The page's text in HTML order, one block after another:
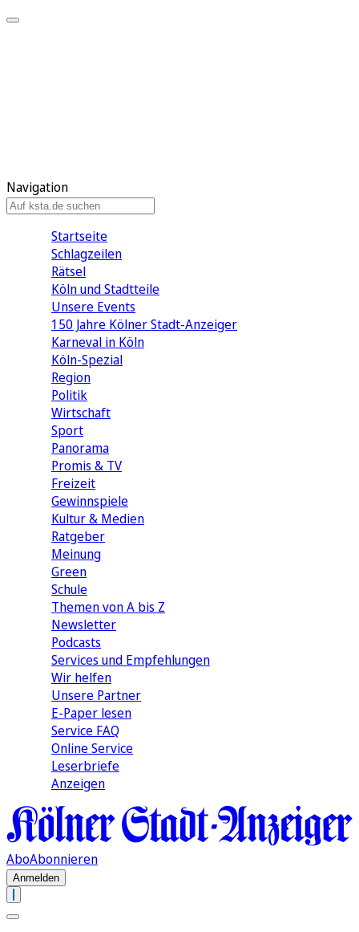
Navigation
Startseite
Schlagzeilen
Rätsel
Köln und Stadtteile
Unsere Events
150 Jahre Kölner Stadt-Anzeiger
Karneval in Köln
Köln-Spezial
Region
Politik
Wirtschaft
Sport
Panorama
Promis & TV
Freizeit
Gewinnspiele
Kultur & Medien
Ratgeber
Meinung
Green
Schule
Themen von A bis Z
Newsletter
Podcasts
Services und Empfehlungen
Wir helfen
Unsere Partner
E-Paper lesen
Service FAQ
Online Service
Leserbriefe
Anzeigen
AboAbonnieren
Anmelden